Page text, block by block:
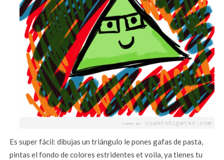
Es super fácil: dibujas un triángulo le pones gafas de pasta,
pintas el fondo de colores estridentes et voila, ya tienes tu